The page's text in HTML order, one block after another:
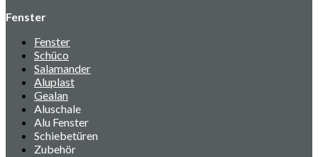
Fenster
Fenster
Schüco
Salamander
Aluplast
Gealan
Aluschale
Alu Fenster
Schiebetüren
Zubehör